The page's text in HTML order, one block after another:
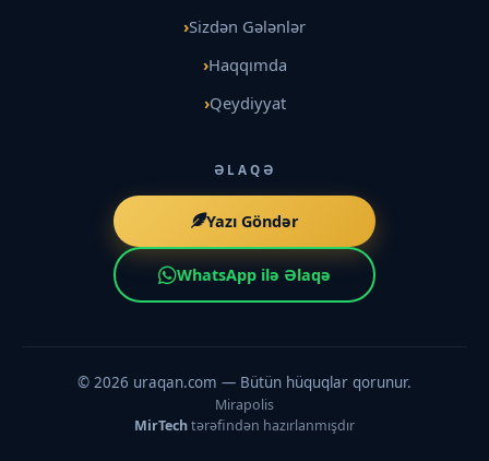
Sizdən Gələnlər
Haqqımda
Qeydiyyat
ƏLAQƏ
Yazı Göndər
WhatsApp ilə Əlaqə
© 2026 uraqan.com — Bütün hüquqlar qorunur.
Mirapolis
MirTechtərəfindən hazırlanmışdır